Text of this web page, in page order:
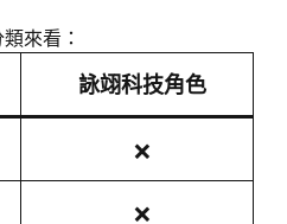
來看：
詠翊科技角色
❌
❌